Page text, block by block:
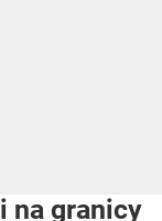
na granicy